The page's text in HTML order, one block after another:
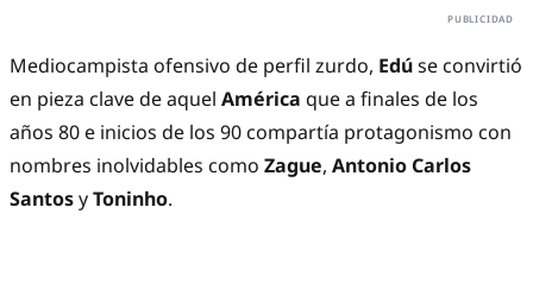
Mediocampista ofensivo de perfil zurdo, Edúse convirtió
en pieza clave de aquel América que a finales de los
años 80 e inicios de los 90 compartía protagonismo con
nombres inolvidables como Zague, Antonio Carlos
SantosyToninho.